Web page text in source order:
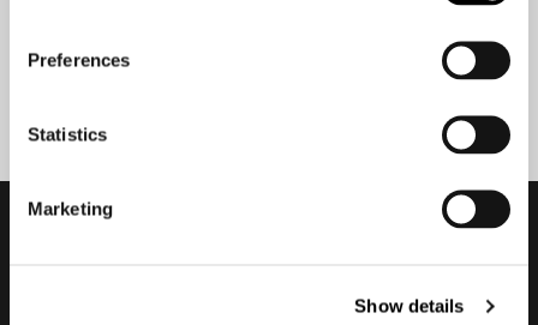
Preferences
Statistics
Marketing
Show details